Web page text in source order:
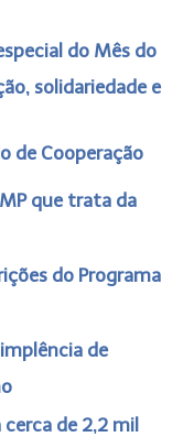
do Mês do
solidariedade e
de Cooperação
que trata da
do Programa
de
de 2,2 mil